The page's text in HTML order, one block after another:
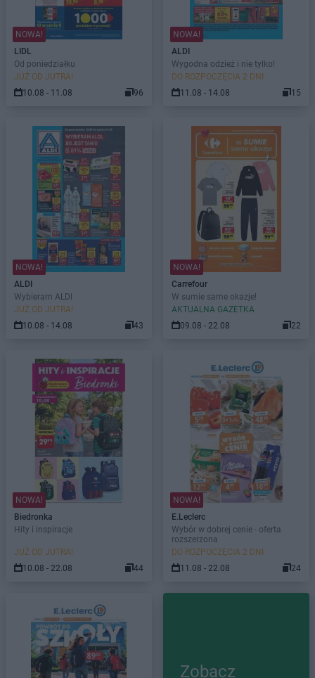
NOWA!
LIDL
Od poniedziałku
JUŻ OD JUTRA!
10.08 - 11.08
96
NOWA!
ALDI
Wygodna odzież i nie tylko!
DO ROZPOCZĘCIA 2 DNI
11.08 - 14.08
15
NOWA!
ALDI
Wybieram ALDI
JUŻ OD JUTRA!
10.08 - 14.08
43
NOWA!
Carrefour
W sumie same okazje!
AKTUALNA GAZETKA
09.08 - 22.08
22
NOWA!
Biedronka
Hity i inspiracje
JUŻ OD JUTRA!
10.08 - 22.08
44
NOWA!
E.Leclerc
Wybór w dobrej cenie - oferta
rozszerzona
DO ROZPOCZĘCIA 2 DNI
11.08 - 22.08
24
Zobacz